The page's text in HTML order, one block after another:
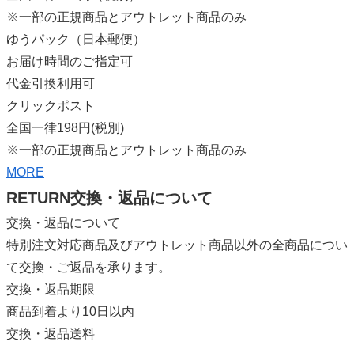
※一部の正規商品とアウトレット商品のみ
ゆうパック（日本郵便）
お届け時間のご指定可
代金引換利用可
クリックポスト
全国一律198円(税別)
※一部の正規商品とアウトレット商品のみ
MORE
RETURN交換・返品について
交換・返品について
特別注文対応商品及びアウトレット商品以外の全商品につい
て交換・ご返品を承ります。
交換・返品期限
商品到着より10日以内
交換・返品送料